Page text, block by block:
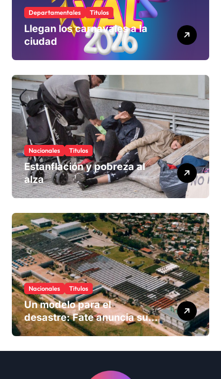
Departamentales Titulos
Llegan los carnavales a la
ciudad
Nacionales Titulos
Estanflación y pobreza al
alza
Nacionales Titulos
Un modelo para el
desastre: Fate anuncia su
cierre definitivo y despide a